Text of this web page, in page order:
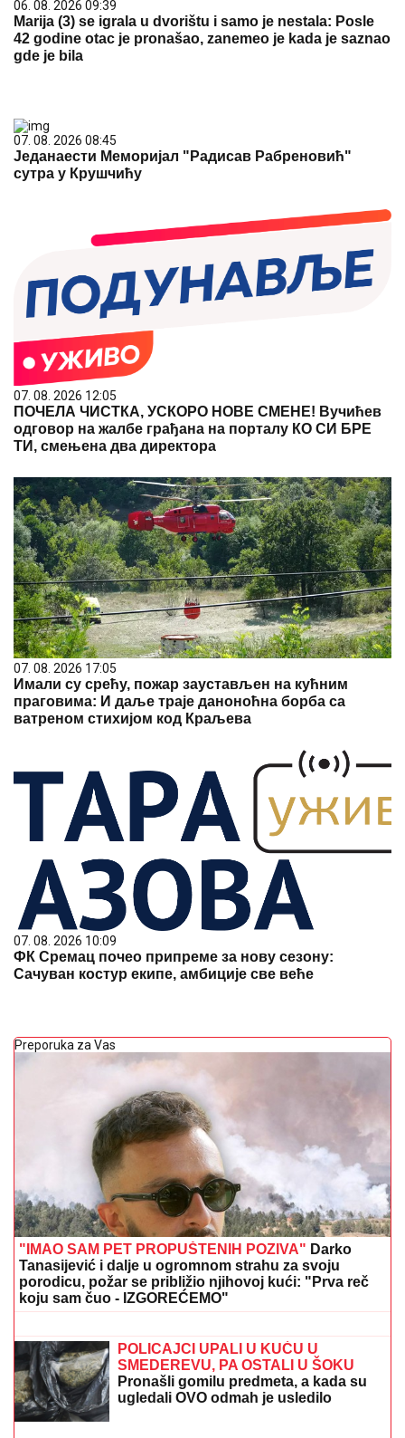
06. 08. 2026 09:39
Marija (3) se igrala u dvorištu i samo je nestala: Posle
42 godine otac je pronašao, zanemeo je kada je saznao
gde je bila
07. 08. 2026 08:45
Једанаести Меморијал "Радисав Рабреновић"
сутра у Крушчићу
07. 08. 2026 12:05
ПОЧЕЛА ЧИСТКА, УСКОРО НОВЕ СМЕНЕ! Вучићев
одговор на жалбе грађана на порталу КО СИ БРЕ
ТИ, смењена два директора
07. 08. 2026 17:05
Имали су срећу, пожар заустављен на кућним
праговима: И даље траје даноноћна борба са
ватреном стихијом код Краљева
07. 08. 2026 10:09
ФК Сремац почео припреме за нову сезону:
Сачуван костур екипе, амбиције све веће
Preporuka za Vas
"IMAO SAM PET PROPUŠTENIH POZIVA" Darko
Tanasijević i dalje u ogromnom strahu za svoju
porodicu, požar se približio njihovoj kući: "Prva reč
koju sam čuo - IZGOREĆEMO"
AMIDŽIĆA!Mina ističe GOLE NOGE, u
kadar upala i jahta: Tek da je vidite u
MINI BIKINIJU (FOTO)